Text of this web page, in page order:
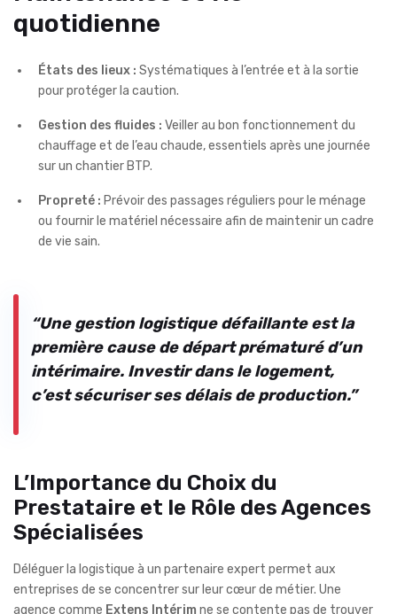
quotidienne
États des lieux : Systématiques à l’entrée et à la sortie
pour protéger la caution.
Gestion des fluides : Veiller au bon fonctionnement du
chauffage et de l’eau chaude, essentiels après une journée
sur un chantier BTP.
Propreté : Prévoir des passages réguliers pour le ménage
ou fournir le matériel nécessaire afin de maintenir un cadre
de vie sain.
“Une gestion logistique défaillante est la
première cause de départ prématuré d’un
intérimaire. Investir dans le logement,
c’est sécuriser ses délais de production.”
L’Importance du Choix du
Prestataire et le Rôle des Agences
Spécialisées
Déléguer la logistique à un partenaire expert permet aux
entreprises de se concentrer sur leur cœur de métier. Une
agence comme Extens Intérim ne se contente pas de trouver